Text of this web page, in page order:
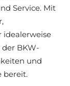
Service. Mit
BKW-
und
bereit.